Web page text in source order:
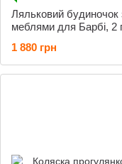
Ляльковий будиночок
меблями для Барбі, 2
6983
1 880 грн